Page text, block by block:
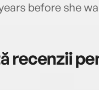
before she
recenzii